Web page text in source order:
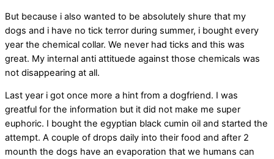
But because i also wanted to be absolutely shure that my
dogs and i have no tick terror during summer, i bought every
year the chemical collar. We never had ticks and this was
great. My internal anti attituede against those chemicals was
not disappearing at all.
Last year i got once more a hint from a dogfriend. I was
greatful for the information but it did not make me super
euphoric. I bought the egyptian black cumin oil and started the
attempt. A couple of drops daily into their food and after 2
mounth the dogs have an evaporation that we humans can